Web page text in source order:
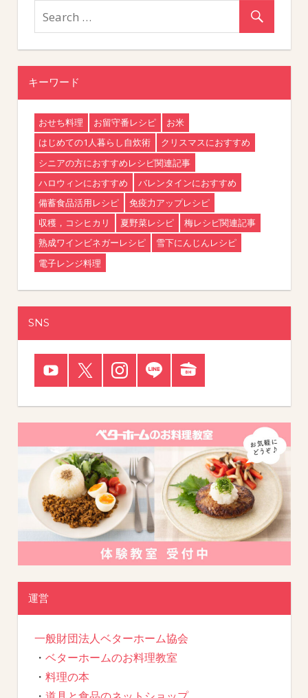
キーワード
おせち料理 お留守番レシピ
お米
はじめての1人暮らし自炊術
クリスマスにおすすめ
シニアの方におすすめレシピ関連記事
ハロウィンにおすすめ
バレンタインにおすすめ
備蓄食品活用レシピ
免疫力アップレシピ
収穫，コシヒカリ
夏野菜レシピ
梅レシピ関連記事
熟成ワインビネガーレシピ
雪下にんじんレシピ
電子レンジ料理
SNS
運営
一般財団法人ベターホーム協会
・ ベターホームのお料理教室
・ 料理の本